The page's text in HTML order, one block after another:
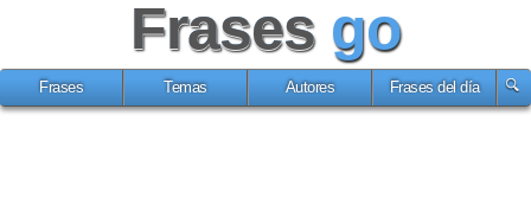
Frases go
Frases Temas Autores Frases del día